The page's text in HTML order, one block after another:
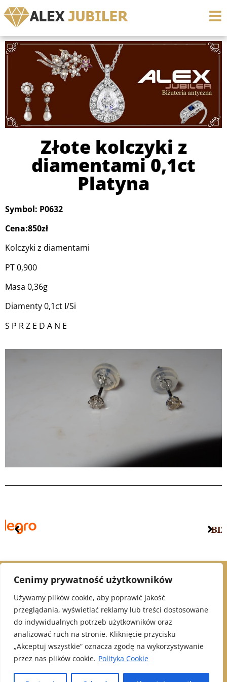
Cenimy prywatność użytkowników
Używamy plików cookie, aby poprawić jakość
przeglądania, wyświetlać reklamy lub treści dostosowane
do indywidualnych potrzeb użytkowników oraz
analizować ruch na stronie. Kliknięcie przycisku
„Akceptuj wszystkie” oznacza zgodę na wykorzystywanie
przez nas plików cookie. Polityka Cookie
Złote kolczyki z
diamentami 0,1ct
Platyna
Symbol: P0632
Cena:850zł
Kolczyki z diamentami
PT 0,900
Masa 0,36g
Diamenty 0,1ct I/Si
S P R Z E D A N E
© 2021 Alex Jubiler
INFORMACJE:
Polityka Prywatności
Klauzula informacyjna - newsletter